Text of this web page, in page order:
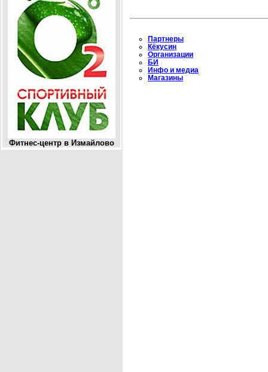
Фитнес-центр в Измайлово
Партнеры
Кёкусин
Организации
БИ
Инфо и медиа
Магазины